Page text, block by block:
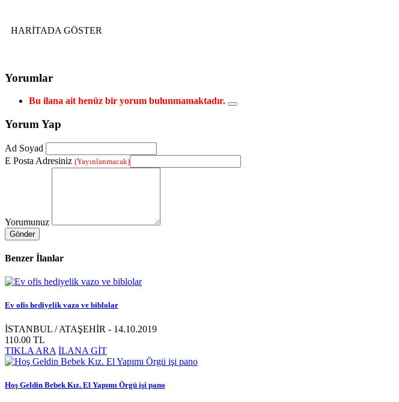
HARİTADA GÖSTER
Yorumlar
Bu ilana ait henüz bir yorum bulunmamaktadır.
Yorum Yap
Ad Soyad
E Posta Adresiniz (Yayınlanmacak)
Yorumunuz
Gönder
Benzer İlanlar
Ev ofis hediyelik vazo ve biblolar
İSTANBUL / ATAŞEHİR - 14.10.2019
110.00 TL
TIKLA ARA İLANA GİT
Hoş Geldin Bebek Kız. El Yapımı Örgü işi pano